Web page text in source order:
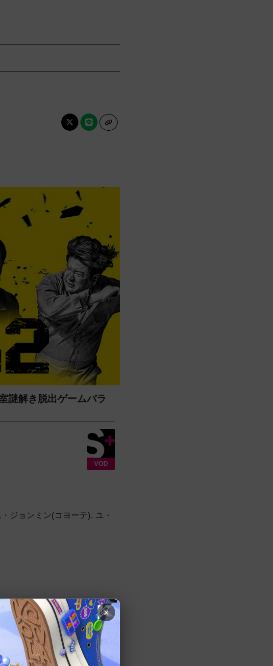
謎解き脱出ゲームバラ
VOD
・ジョンミン(コヨーテ), ユ・
×